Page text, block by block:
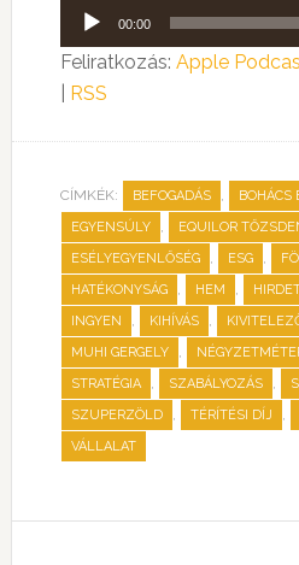
Audió
lejátszó
00:00
Feliratkozás: Apple
RSS
CÍMKÉK: BEFOGADÁS , BOHÁCS
EGYENSÚLY , EQUILOR
ESÉLYEGYENLŐSÉG , ESG ,
HATÉKONYSÁG , HEM ,
INGYEN , KIHÍVÁS ,
MUHI GERGELY ,
STRATÉGIA , SZABÁLYOZÁS ,
SZUPERZÖLD , TÉRÍTÉSI DÍJ ,
VÁLLALAT